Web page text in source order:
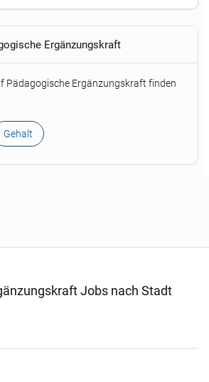
Ergänzungskraft
Pädagogische Ergänzungskraft finden
Gehalt
Jobs nach Stadt